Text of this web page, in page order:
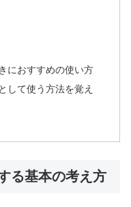
におすすめの使い方
して使う方法を覚え
る基本の考え方